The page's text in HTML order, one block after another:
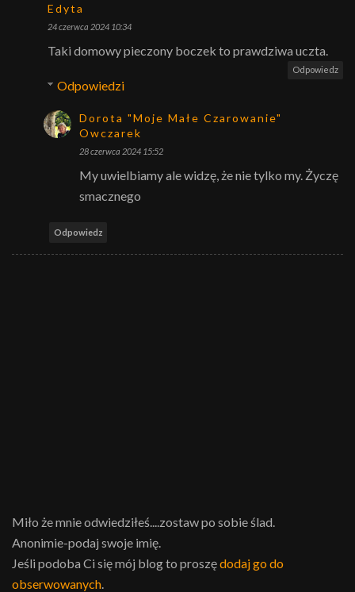
Edyta
24 czerwca 2024 10:34
Taki domowy pieczony boczek to prawdziwa uczta.
Odpowiedz
Odpowiedzi
Dorota "Moje Małe Czarowanie"
Owczarek
28 czerwca 2024 15:52
My uwielbiamy ale widzę, że nie tylko my. Życzę
smacznego
Odpowiedz
Miło że mnie odwiedziłeś....zostaw po sobie ślad.
Anonimie-podaj swoje imię.
Jeśli podoba Ci się mój blog to proszędodaj go do
obserwowanych